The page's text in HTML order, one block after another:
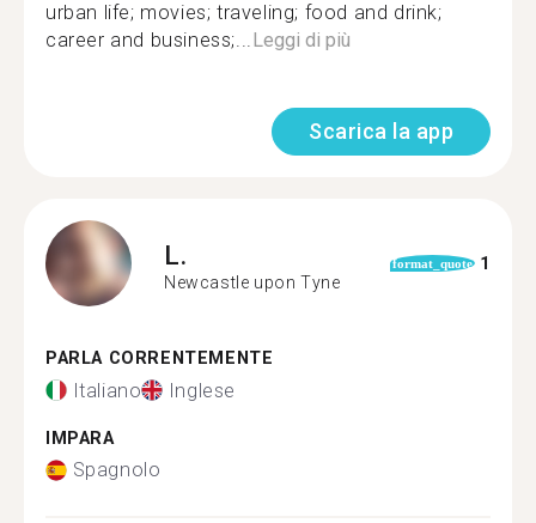
urban life; movies; traveling; food and drink;
career and business;...Leggi di più
Scarica la app
L.
Newcastle upon Tyne
format_quote 1
PARLA CORRENTEMENTE
Italiano Inglese
IMPARA
Spagnolo